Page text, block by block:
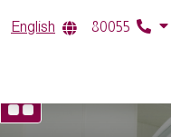
English